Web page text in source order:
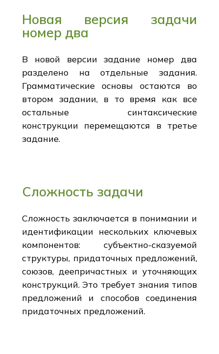
Новая версия задачи
номер два
В новой версии задание номер два
разделено на отдельные задания.
Грамматические основы остаются во
втором задании, в то время как все
остальные синтаксические
конструкции перемещаются в третье
задание.
Сложность задачи
Сложность заключается в понимании и
идентификации нескольких ключевых
компонентов: субъектно-сказуемой
структуры, придаточных предложений,
союзов, деепричастных и уточняющих
конструкций. Это требует знания типов
предложений и способов соединения
придаточных предложений.